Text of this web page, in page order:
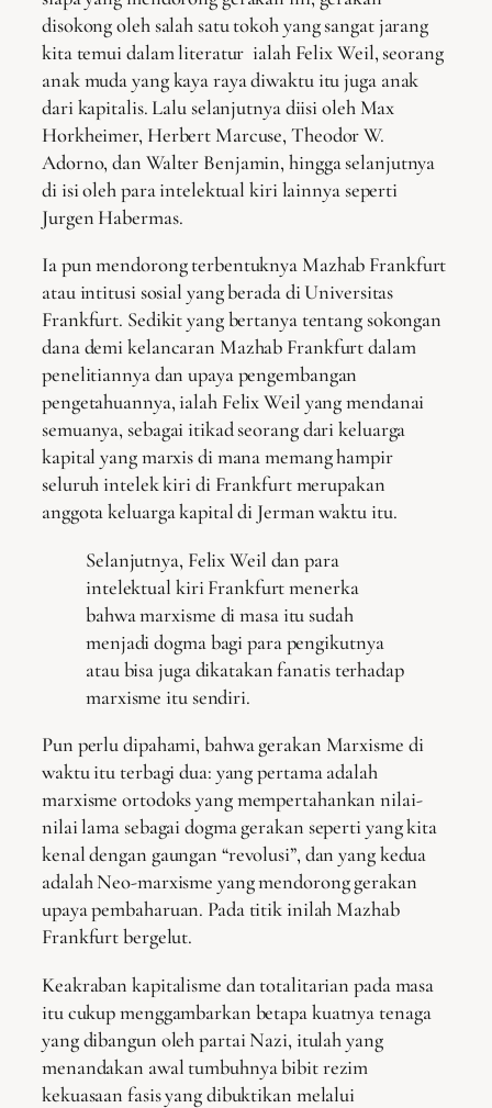
disokong oleh salah satu tokoh yang sangat jarang
kita temui dalam literatur ialah Felix Weil, seorang
anak muda yang kaya raya diwaktu itu juga anak
dari kapitalis. Lalu selanjutnya diisi oleh Max
Horkheimer, Herbert Marcuse, Theodor W.
Adorno, dan Walter Benjamin, hingga selanjutnya
di isi oleh para intelektual kiri lainnya seperti
Jurgen Habermas.
Ia pun mendorong terbentuknya Mazhab Frankfurt
atau intitusi sosial yang berada di Universitas
Frankfurt. Sedikit yang bertanya tentang sokongan
dana demi kelancaran Mazhab Frankfurt dalam
penelitiannya dan upaya pengembangan
pengetahuannya, ialah Felix Weil yang mendanai
semuanya, sebagai itikad seorang dari keluarga
kapital yang marxis di mana memang hampir
seluruh intelek kiri di Frankfurt merupakan
anggota keluarga kapital di Jerman waktu itu.
Selanjutnya, Felix Weil dan para
intelektual kiri Frankfurt menerka
bahwa marxisme di masa itu sudah
menjadi dogma bagi para pengikutnya
atau bisa juga dikatakan fanatis terhadap
marxisme itu sendiri.
Pun perlu dipahami, bahwa gerakan Marxisme di
waktu itu terbagi dua: yang pertama adalah
marxisme ortodoks yang mempertahankan nilai-
nilai lama sebagai dogma gerakan seperti yang kita
kenal dengan gaungan “revolusi”, dan yang kedua
adalah Neo-marxisme yang mendorong gerakan
upaya pembaharuan. Pada titik inilah Mazhab
Frankfurt bergelut.
Keakraban kapitalisme dan totalitarian pada masa
itu cukup menggambarkan betapa kuatnya tenaga
yang dibangun oleh partai Nazi, itulah yang
menandakan awal tumbuhnya bibit rezim
kekuasaan fasis yang dibuktikan melalui